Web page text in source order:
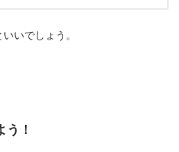
いでしょう。
う！